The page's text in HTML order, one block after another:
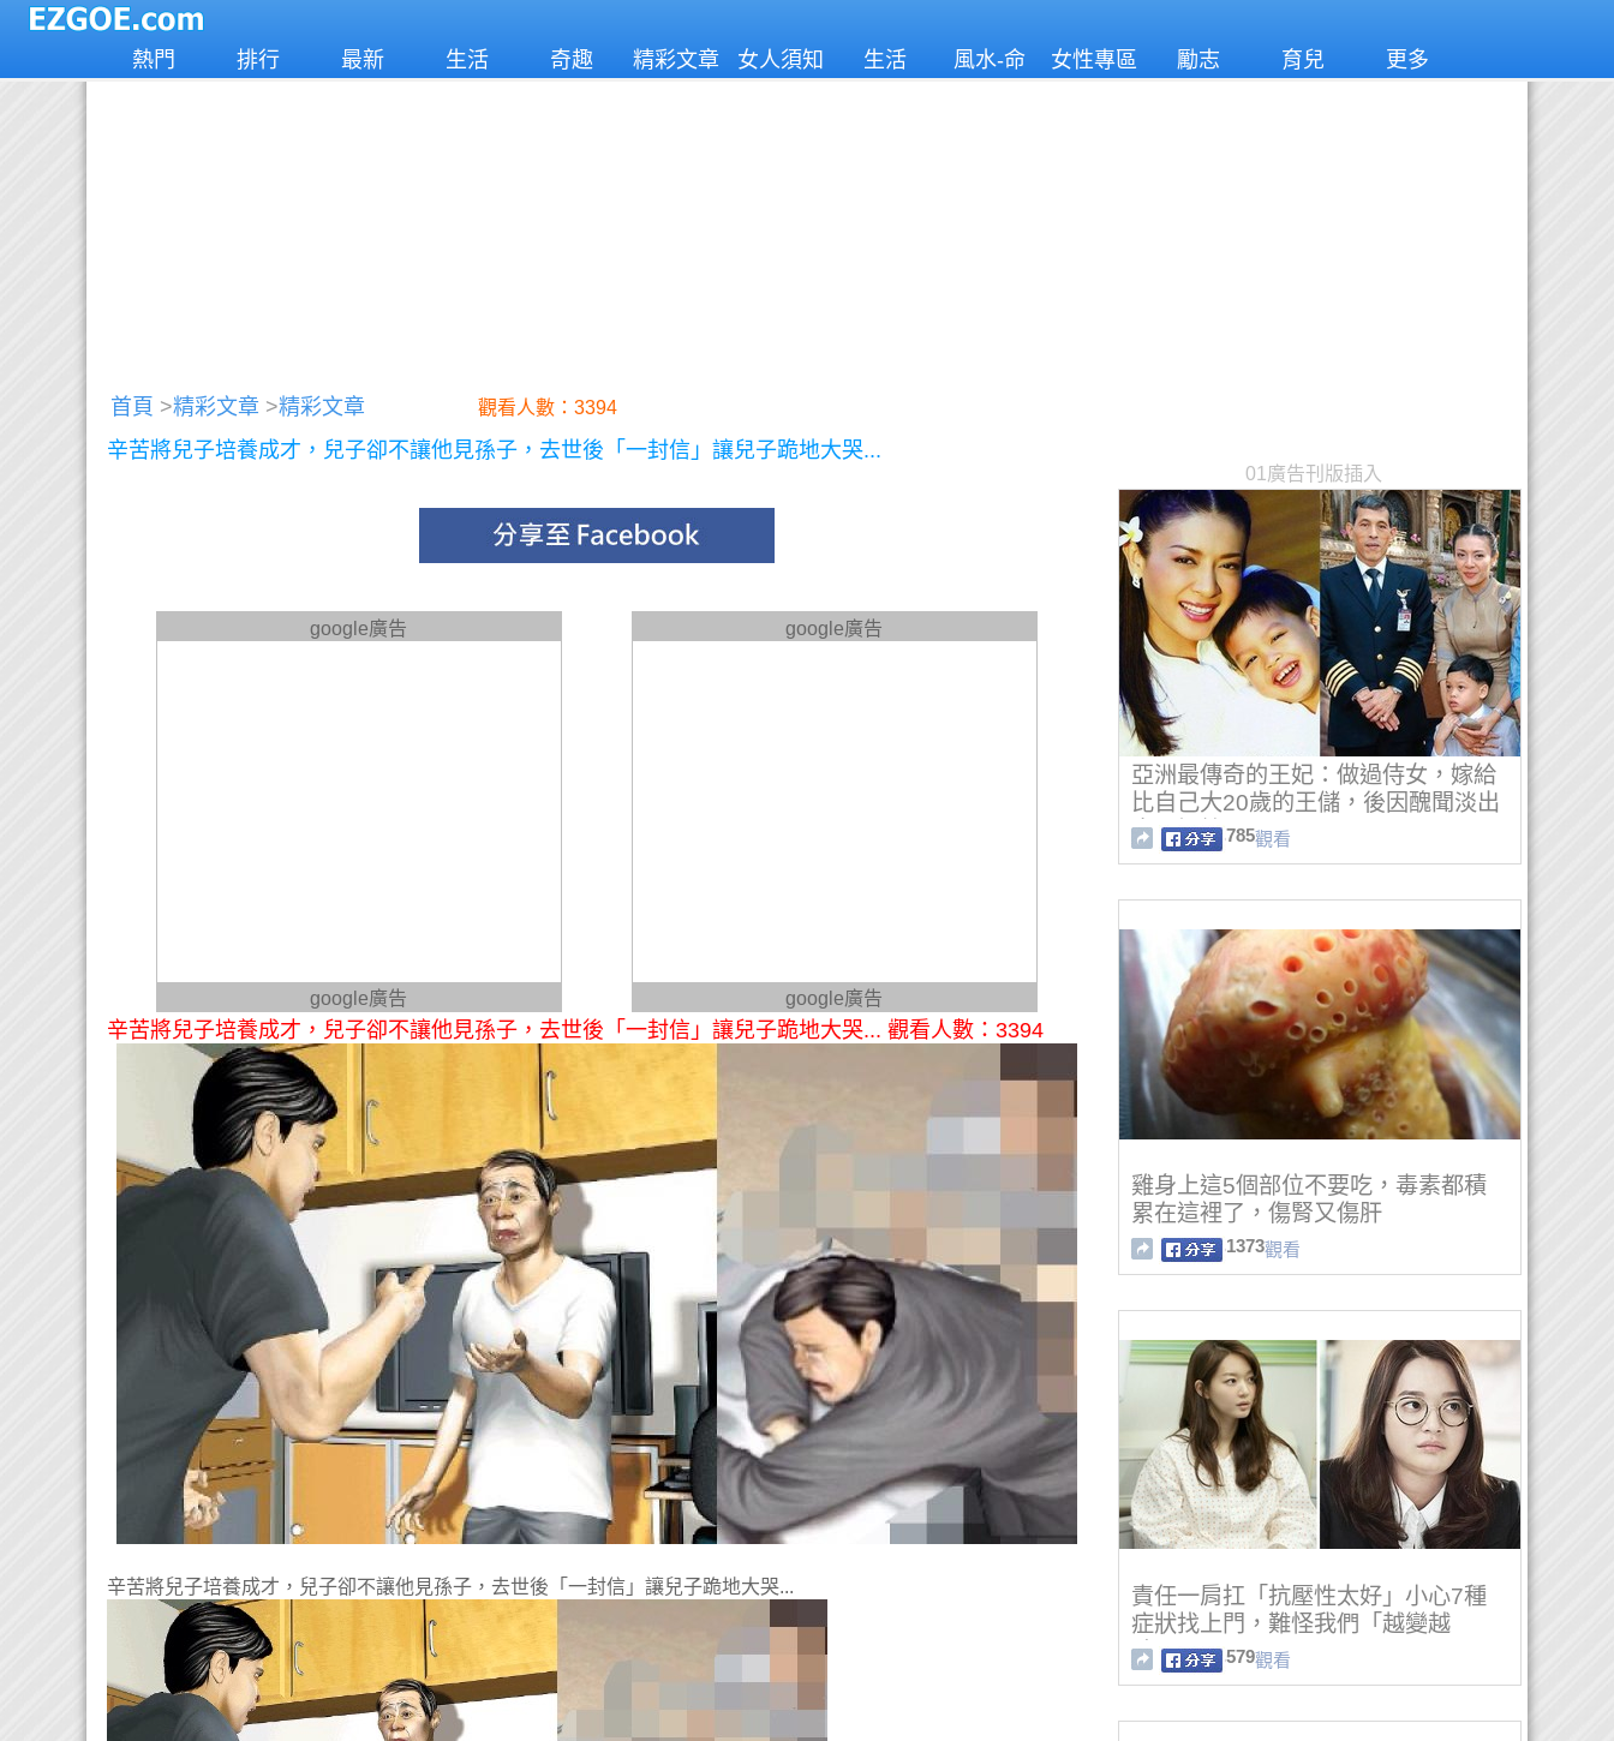
熱門 排行 最新 生活 奇趣 精彩文章 女人須知 生活
風水-命
女性專區 勵志 育兒 更多
首頁 >精彩文章 >精彩文章 觀看人數：3394
辛苦將兒子培養成才，兒子卻不讓他見孫子，去世後「一封信」讓兒子跪地大哭...
google廣告
google廣告
google廣告
google廣告
辛苦將兒子培養成才，兒子卻不讓他見孫子，去世後「一封信」讓兒子跪地大哭... 觀看人數：3394
辛苦將兒子培養成才，兒子卻不讓他見孫子，去世後「一封信」讓兒子跪地大哭...
01廣告刊版插入
亞洲最傳奇的王妃：做過侍女，嫁給
比自己大20歲的王儲，後因醜聞淡出
大眾視線！
785觀看
雞身上這5個部位不要吃，毒素都積
累在這裡了，傷腎又傷肝
1373觀看
責任一肩扛「抗壓性太好」小心7種
症狀找上門，難怪我們「越變越
胖」！
579觀看